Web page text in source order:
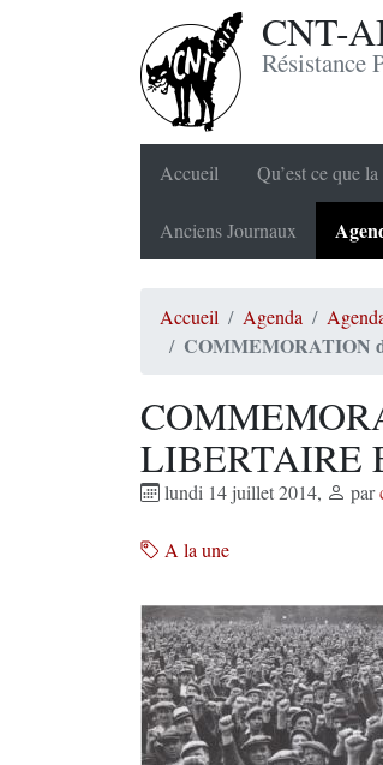
CNT-
Résistance
Accueil Qu’est ce que
Anciens Journaux
Accueil Agenda
COMMEMORATION
LIBERTAIRE
lundi 14 juillet 2014, par
A la une